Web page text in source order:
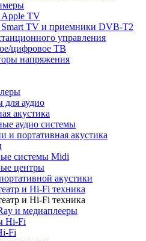
TV
TV и приемники DVB-T2
управления
цифровое ТВ
напряжения
для аудио
акустика
аудио системы
и портативная акустика
системы Midi
центры
акустики
и Hi-Fi техника
и Hi-Fi техника
и медиаплееры
Hi-Fi
Fi